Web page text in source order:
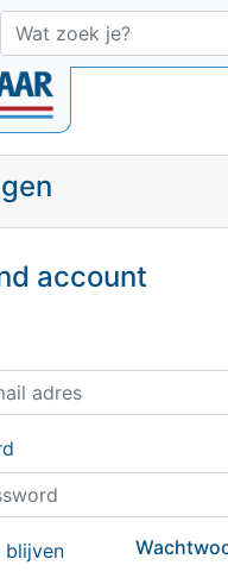
account
blijven